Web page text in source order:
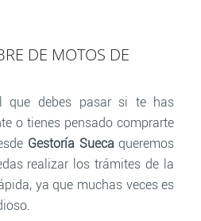
DE MOTOS DE
que debes pasar si te has
o tienes pensado comprarte
Gestoría Sueca queremos
realizar los trámites de la
ya que muchas veces es